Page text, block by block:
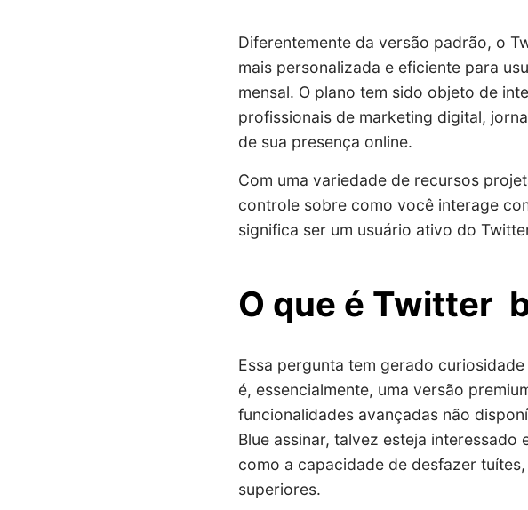
Diferentemente da versão padrão, o
mais personalizada e eficiente para
mensal. O plano tem sido objeto de
profissionais de marketing digital,
de sua presença online.
Com uma variedade de recursos
controle sobre como você interage
significa ser um usuário ativo do
O que é Twitter
Essa pergunta tem gerado
é, essencialmente, uma versão
funcionalidades avançadas não
Blue assinar, talvez esteja
como a capacidade de desfazer
superiores.